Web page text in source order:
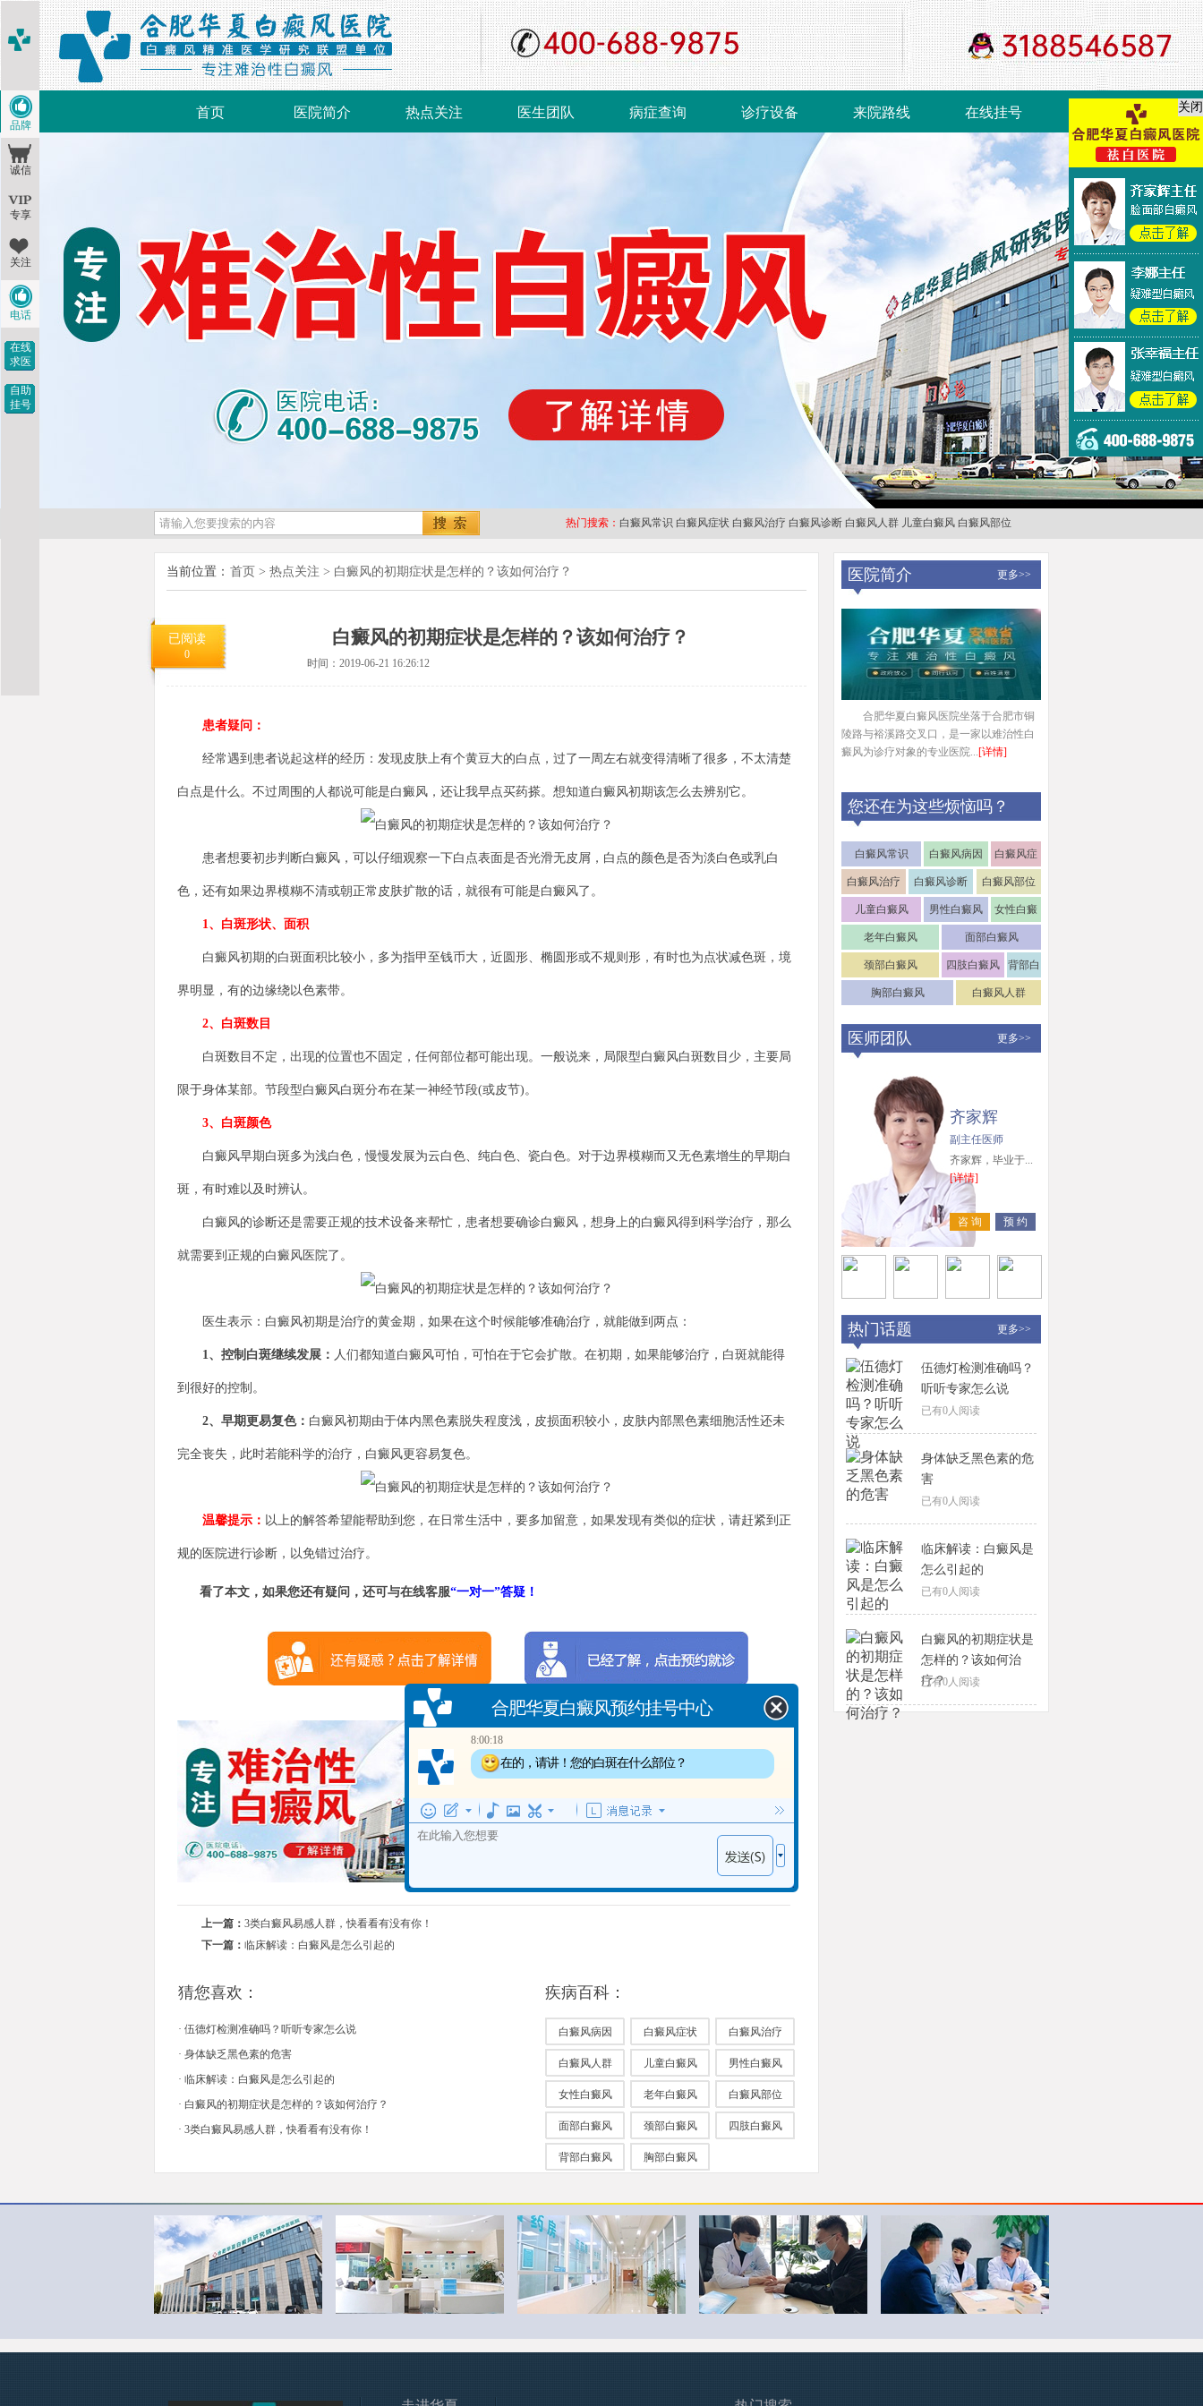
首页 医院简介 热点关注 医生团队 病症查询 诊疗设备 来院路线 在线挂号
热门搜索： 白癜风常识 白癜风症状 白癜风治疗 白癜风诊断 白癜风人群 儿童白癜风 白癜风部位
当前位置： 首页 > 热点关注 > 白癜风的初期症状是怎样的？该如何治疗？
已阅读
0
白癜风的初期症状是怎样的？该如何治疗？
时间：2019-06-21 16:26:12
患者疑问：
经常遇到患者说起这样的经历：发现皮肤上有个黄豆大的白点，过了一周左右就变得清晰了很多，不太清楚
白点是什么。不过周围的人都说可能是白癜风，还让我早点买药搽。想知道白癜风初期该怎么去辨别它。
患者想要初步判断白癜风，可以仔细观察一下白点表面是否光滑无皮屑，白点的颜色是否为淡白色或乳白
色，还有如果边界模糊不清或朝正常皮肤扩散的话，就很有可能是白癜风了。
1、白斑形状、面积
白癜风初期的白斑面积比较小，多为指甲至钱币大，近圆形、椭圆形或不规则形，有时也为点状减色斑，境
界明显，有的边缘绕以色素带。
2、白斑数目
白斑数目不定，出现的位置也不固定，任何部位都可能出现。一般说来，局限型白癜风白斑数目少，主要局
限于身体某部。节段型白癜风白斑分布在某一神经节段(或皮节)。
3、白斑颜色
白癜风早期白斑多为浅白色，慢慢发展为云白色、纯白色、瓷白色。对于边界模糊而又无色素增生的早期白
斑，有时难以及时辨认。
白癜风的诊断还是需要正规的技术设备来帮忙，患者想要确诊白癜风，想身上的白癜风得到科学治疗，那么
就需要到正规的白癜风医院了。
医生表示：白癜风初期是治疗的黄金期，如果在这个时候能够准确治疗，就能做到两点：
1、控制白斑继续发展： 人们都知道白癜风可怕，可怕在于它会扩散。在初期，如果能够治疗，白斑就能得
到很好的控制。
2、早期更易复色： 白癜风初期由于体内黑色素脱失程度浅，皮损面积较小，皮肤内部黑色素细胞活性还未
完全丧失，此时若能科学的治疗，白癜风更容易复色。
温馨提示： 以上的解答希望能帮助到您，在日常生活中，要多加留意，如果发现有类似的症状，请赶紧到正
规的医院进行诊断，以免错过治疗。
看了本文，如果您还有疑问，还可与在线客服“一对一”答疑！
温馨提示：
病情因人而异，以上信息仅供参考，请您一
肥华夏白癜风医院提供网络答疑预约平台，
可以向在线健康顾问提出您的疑问。
上一篇： 3类白癜风易感人群，快看看有没有你！
下一篇： 临床解读：白癜风是怎么引起的
猜您喜欢：
· 伍德灯检测准确吗？听听专家怎么说
· 身体缺乏黑色素的危害
· 临床解读：白癜风是怎么引起的
· 白癜风的初期症状是怎样的？该如何治疗？
· 3类白癜风易感人群，快看看有没有你！
疾病百科：
白癜风病因 白癜风症状 白癜风治疗
白癜风人群 儿童白癜风 男性白癜风
女性白癜风 老年白癜风 白癜风部位
面部白癜风 颈部白癜风 四肢白癜风
背部白癜风 胸部白癜风
医院简介 更多>>
合肥华夏白癜风医院坐落于合肥市铜
陵路与裕溪路交叉口，是一家以难治性白
癜风为诊疗对象的专业医院...[详情]
您还在为这些烦恼吗？
白癜风常识 白癜风病因
白癜风症
状
白癜风治疗 白癜风诊断 白癜风部位
儿童白癜风 男性白癜风
女性白癜
风
老年白癜风 面部白癜风
颈部白癜风 四肢白癜风
背部白
癜风
胸部白癜风 白癜风人群
医师团队 更多>>
齐家辉
副主任医师
齐家辉，毕业于...
[详情]
咨 询 预 约
热门话题 更多>>
伍德灯检测准确吗？
听听专家怎么说
已有0人阅读
身体缺乏黑色素的危
害
已有0人阅读
临床解读：白癜风是
怎么引起的
已有0人阅读
白癜风的初期症状是
怎样的？该如何治
疗？
已有0人阅读
品牌
诚信
专享
关注
电话
在线
求医
自助
挂号
关闭
合肥华夏白癜风预约挂号中心
8:00:18
在的，请讲！您的白斑在什么部位？
8:00:20
出现白斑多长时间了？